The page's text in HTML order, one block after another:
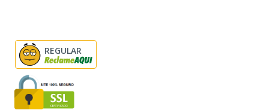
REGULAR